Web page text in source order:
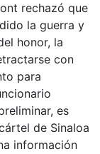
rechazó que
la guerra y
honor, la
con
para
es
de Sinaloa
información